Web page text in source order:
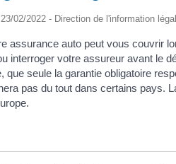
02/2022 - Direction de l'information
assurance auto peut vous couvrir
interroger votre assureur avant le
que seule la garantie obligatoire
pas du tout dans certains pays.